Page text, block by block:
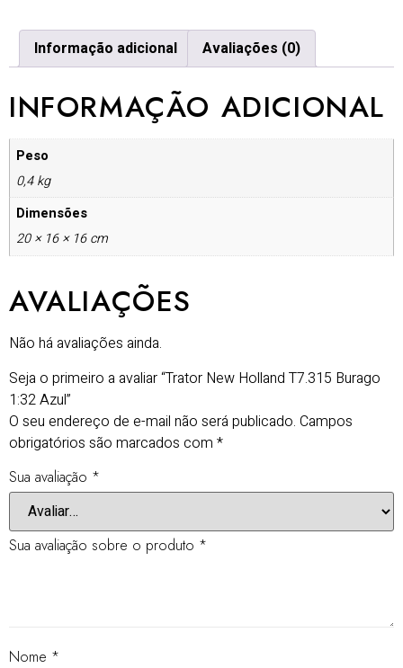
Informação adicional Avaliações (0)
INFORMAÇÃO ADICIONAL
Peso
0,4 kg
Dimensões
20 × 16 × 16 cm
AVALIAÇÕES
Não há avaliações ainda.
Seja o primeiro a avaliar “Trator New Holland T7.315 Burago
1:32 Azul”
O seu endereço de e-mail não será publicado. Campos
obrigatórios são marcados com *
Sua avaliação *
Sua avaliação sobre o produto *
Nome *